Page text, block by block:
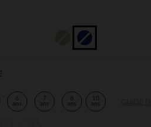
6
ans
7
ans
8
ans
10
ans